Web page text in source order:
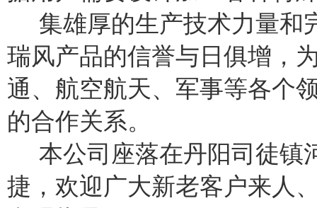
集雄厚的生产技术力量和
瑞风产品的信誉与日俱增，
通、航空航天、军事等各个
的合作关系。
本公司座落在丹阳司徒镇
捷，欢迎广大新老客户来人